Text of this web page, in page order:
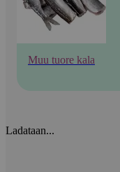
Muu tuore kala
Ladataan...